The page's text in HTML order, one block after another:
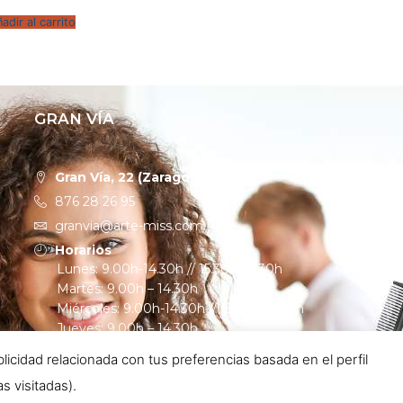
al carrito
GRAN VÍA
Gran Vía, 22 (Zaragoza)
876 28 26 95
granvia@arte-miss.com
Horarios
Lunes: 9.00h-14.30h // 15.30h-19.30h
Martes: 9.00h – 14.30h
Miércoles: 9.00h-14.30h // 15.30h-19.30h
Jueves: 9.00h – 14.30h
relacionada con tus preferencias basada en el perfil
visitadas).